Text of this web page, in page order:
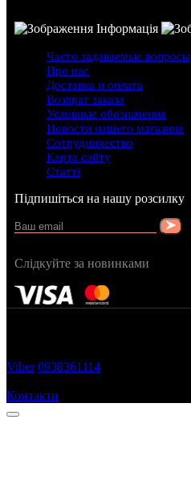
Інформація
Часто задаваемые вопросы
Про нас
Доставка и оплата
Возврат заказа
Условные обозначения
Новости нашего магазина
Сотрудничество
Карта сайту
Статті
Підпишіться на нашу розсилку
Слідкуйте за новинками
Viber 0938361114
Контакти